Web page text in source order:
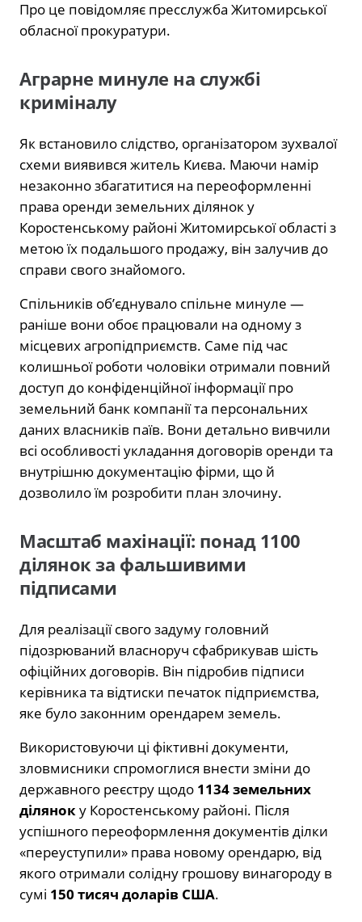
Про це повідомляє пресслужба Житомирської
обласної прокуратури.
Аграрне минуле на службі
криміналу
Як встановило слідство, організатором зухвалої
схеми виявився житель Києва. Маючи намір
незаконно збагатитися на переоформленні
права оренди земельних ділянок у
Коростенському районі Житомирської області з
метою їх подальшого продажу, він залучив до
справи свого знайомого.
Спільників об’єднувало спільне минуле —
раніше вони обоє працювали на одному з
місцевих агропідприємств. Саме під час
колишньої роботи чоловіки отримали повний
доступ до конфіденційної інформації про
земельний банк компанії та персональних
даних власників паїв. Вони детально вивчили
всі особливості укладання договорів оренди та
внутрішню документацію фірми, що й
дозволило їм розробити план злочину.
Масштаб махінації: понад 1100
ділянок за фальшивими
підписами
Для реалізації свого задуму головний
підозрюваний власноруч сфабрикував шість
офіційних договорів. Він підробив підписи
керівника та відтиски печаток підприємства,
яке було законним орендарем земель.
Використовуючи ці фіктивні документи,
зловмисники спромоглися внести зміни до
державного реєстру щодо 1134 земельних
діляноку Коростенському районі. Після
успішного переоформлення документів ділки
«переуступили» права новому орендарю, від
якого отримали солідну грошову винагороду в
сумі 150 тисяч доларів США.